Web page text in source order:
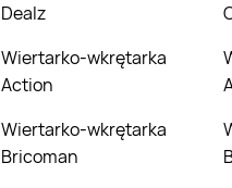
Dealz
Wiertarko-wkrętarka
Action
Wiertarko-wkrętarka
Bricoman